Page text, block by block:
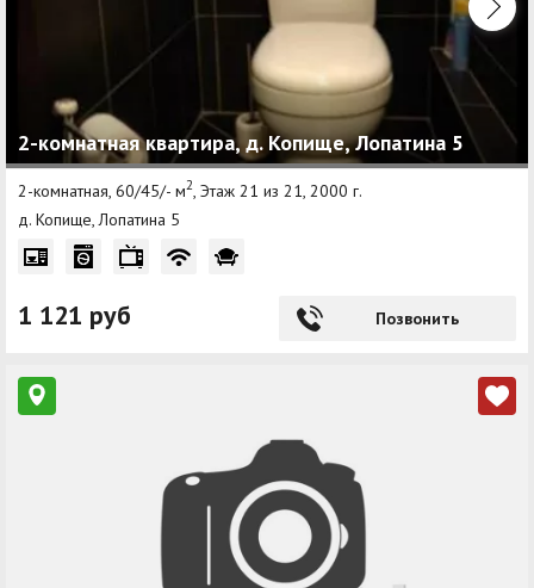
2-комнатная квартира, д. Копище, Лопатина 5
2-комнатная, 60/45/- м2, Этаж 21 из 21, 2000 г.
д. Копище, Лопатина 5
1 121 руб Позвонить